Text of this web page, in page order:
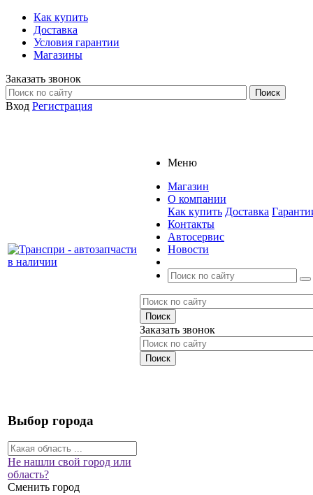
Как купить
Доставка
Условия гарантии
Магазины
Заказать звонок
Вход Регистрация
Меню
Магазин
О компании
Как купить Доставка
Контакты
Автосервис
Новости
Заказать звонок
Выбор города
Не нашли свой город или
область?
Сменить город